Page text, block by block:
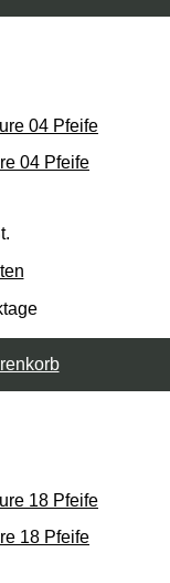
04 Pfeife
18 Pfeife